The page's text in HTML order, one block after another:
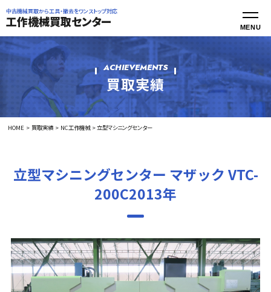
中古機械買取から工具・撤去をワンストップ対応
工作機械買取センター
ACHIEVEMENTS
買取実績
HOME 買取実績 NC工作機械 立型マシニングセンター
立型マシニングセンター マザック VTC-
200C2013年